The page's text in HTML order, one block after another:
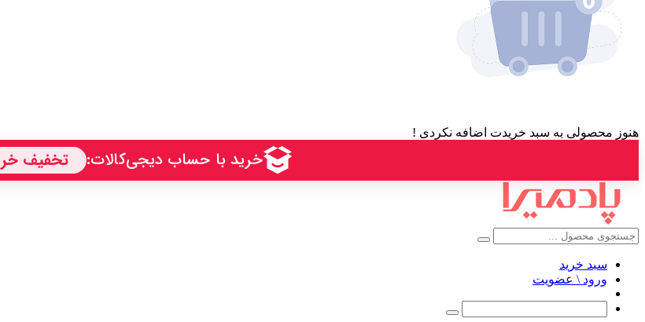
هنوز محصولی به سبد خریدت اضافه نکردی !
سبد خرید
ورود \ عضویت